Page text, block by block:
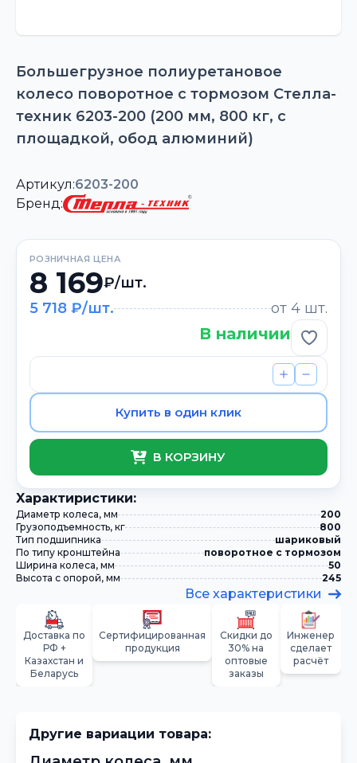
Большегрузное полиуретановое
колесо поворотное с тормозом Стелла-
техник 6203-200 (200 мм, 800 кг, с
площадкой, обод алюминий)
Артикул:6203-200
Бренд:
РОЗНИЧНАЯ ЦЕНА
8 169₽/шт.
5 718 ₽/шт.
от 4 шт.
В наличии
Купить в один клик
В КОРЗИНУ
Xарактиристики:
Диаметр колеса, мм
200
Грузоподъемность, кг
800
Тип подшипника
шариковый
По типу кронштейна
поворотное с тормозом
Ширина колеса, мм
50
Высота с опорой, мм
245
Все характеристики
Доставка по
РФ +
Казахстан и
Беларусь
Сертифицированная
продукция
Скидки до
30% на
оптовые
заказы
Инженер
сделает
расчёт
Другие вариации товара: